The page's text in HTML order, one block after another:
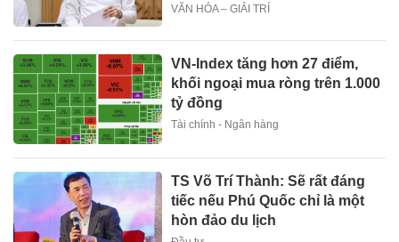
VĂN HÓA – GIẢI TRÍ
VN-Index tăng hơn 27 điểm,
khối ngoại mua ròng trên 1.000
tỷ đồng
Tài chính - Ngân hàng
TS Võ Trí Thành: Sẽ rất đáng
tiếc nếu Phú Quốc chỉ là một
hòn đảo du lịch